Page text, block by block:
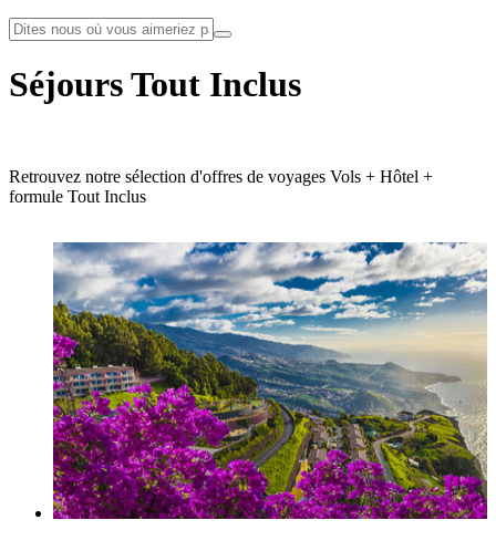
Séjours Tout Inclus
Retrouvez notre sélection d'offres de voyages Vols + Hôtel +
formule Tout Inclus